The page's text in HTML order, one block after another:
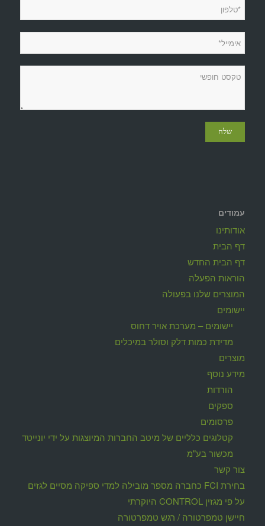
עמודים
אודותינו
דף הבית
דף הבית החדש
הוראות הפעלה
המוצרים שלנו בפעולה
יישומים
יישומים – מערכת אויר דחוס
מדידת כמות דלק וסולר במיכלים
מוצרים
מידע נוסף
הורדות
ספקים
פרסומים
קטלוגים כלליים של מיטב החברות המיוצגות על ידי יונייטד
מכשור בע"מ
צור קשר
בחירת FCI כחברה מספר מובילה למדי ספיקה מסיים לגזים
על פי מגזין CONTROL היוקרתי
חיישן טמפרטורה / רגש טמפרטורה